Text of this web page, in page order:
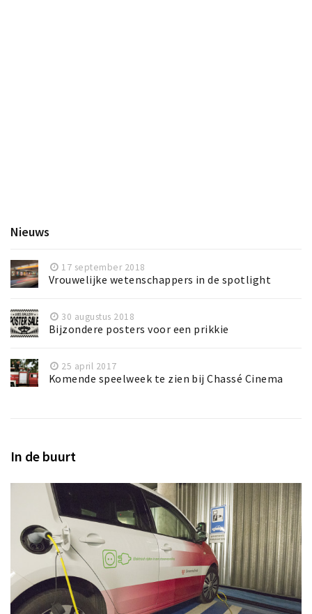
Nieuws
17 september 2018
Vrouwelijke wetenschappers in de spotlight
30 augustus 2018
Bijzondere posters voor een prikkie
25 april 2017
Komende speelweek te zien bij Chassé Cinema
In de buurt